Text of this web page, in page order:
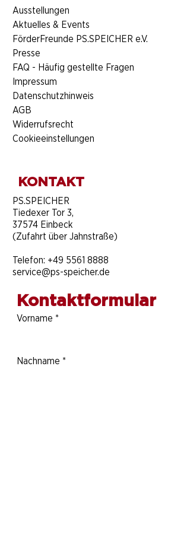
Ausstellungen
Aktuelles & Events
FörderFreunde PS.SPEICHER e.V.
Presse
FAQ - Häufig gestellte Fragen
Impressum
Datenschutzhinweis
AGB
Widerrufsrecht
Cookieeinstellungen
KONTAKT
​PS.SPEICHER
Tiedexer Tor 3,
37574 Einbeck
(Zufahrt über Jahnstraße)
Telefon: +49 5561 8888
service@ps-speicher.de
Kontaktformular
Vorname *
Nachname *